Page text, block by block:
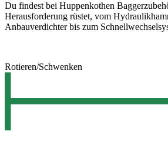
Du findest bei Huppenkothen
Herausforderung rüstet, vom
Anbauverdichter bis zum
Rotieren/Schwenken